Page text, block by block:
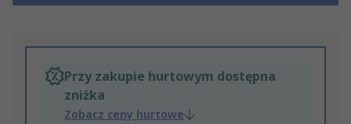
Przy zakupie hurtowym dostępna
zniżka
Zobacz ceny hurtowe